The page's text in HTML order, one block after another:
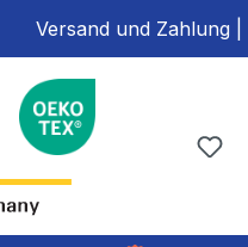
Versand und Zahlung